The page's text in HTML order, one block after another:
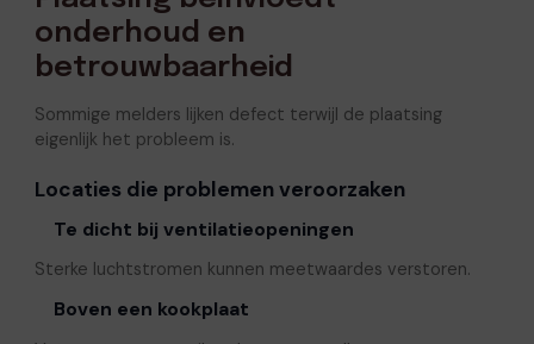
onderhoud en
betrouwbaarheid
Sommige melders lijken defect terwijl de plaatsing
eigenlijk het probleem is.
Locaties die problemen veroorzaken
Te dicht bij ventilatieopeningen
Sterke luchtstromen kunnen meetwaardes verstoren.
Boven een kookplaat